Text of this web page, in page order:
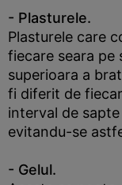
- Plasturele.
Plasturele care
fiecare seara pe
superioara a
fi diferit de
interval de
evitandu-se
- Gelul.